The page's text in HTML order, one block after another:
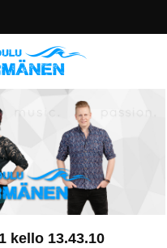
kello 13.43.10